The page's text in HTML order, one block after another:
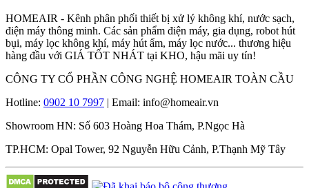
HOMEAIR - Kênh phân phối thiết bị xử lý không khí, nước sạch,
điện máy thông minh. Các sản phẩm điện máy, gia dụng, robot hút
bụi, máy lọc không khí, máy hút ẩm, máy lọc nước... thương hiệu
hàng đầu với GIÁ TỐT NHÁT tại KHO, hậu mãi uy tín!
CÔNG TY CỔ PHẦN CÔNG NGHỆ HOMEAIR TOÀN CẦU
Hotline: 0902 10 7997 | Email: info@homeair.vn
Showroom HN: Số 603 Hoàng Hoa Thám, P.Ngọc Hà
TP.HCM: Opal Tower, 92 Nguyễn Hữu Cảnh, P.Thạnh Mỹ Tây